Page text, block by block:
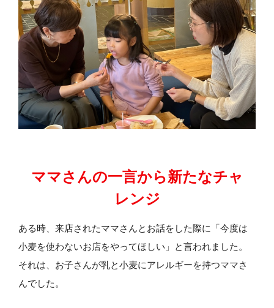
ママさんの一言から新たなチャ
レンジ
ある時、来店されたママさんとお話をした際に「今度は
小麦を使わないお店をやってほしい」と言われました。
それは、お子さんが乳と小麦にアレルギーを持つママさ
んでした。